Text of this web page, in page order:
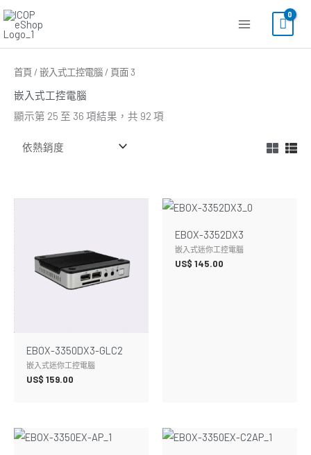
跳
主
首頁 /嵌入式工控電腦 / 頁面 3
嵌入式工控電腦
顯示第 25 至 36 項結果，共 92 項
EBOX-3350DX3-GLC2
嵌入式迷你工控電腦
US$ 159.00
EBOX-3352DX3
嵌入式迷你工控電腦
US$ 145.00